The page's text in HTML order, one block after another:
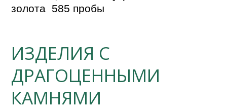
ИЗДЕЛИЯ С
ДРАГОЦЕННЫМИ
КАМНЯМИ